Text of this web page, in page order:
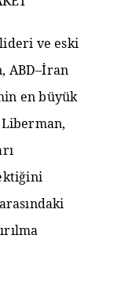
ve eski
ABD–İran
en büyük